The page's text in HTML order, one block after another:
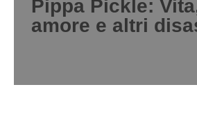
Pippa Pickle:
amore e altri